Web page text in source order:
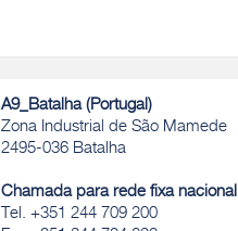
A9_Batalha (Portugal)
Zona Industrial de São Mamede
2495-036 Batalha
Chamada para rede fixa nacional
Tel. +351 244 709 200